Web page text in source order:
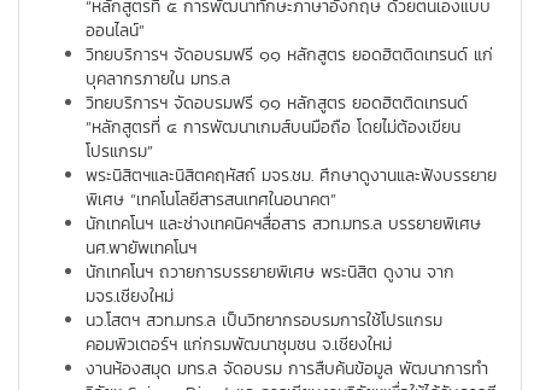
“หลักสูตรที่ ๕ การพัฒนาทักษะภาษาอังกฤษ ด้วยตนเองแบบ
ออนไลน์”
วิทยบริการฯ จัดอบรมฟรี ๑๑ หลักสูตร ยอดฮิตติดเทรนด์ แก่
บุคลากรภายใน มทร.ล
วิทยบริการฯ จัดอบรมฟรี ๑๑ หลักสูตร ยอดฮิตติดเทรนด์
“หลักสูตรที่ ๔ การพัฒนาเกมส์บนมือถือ โดยไม่ต้องเขียน
โปรแกรม”
พระนิสิตฯและนิสิตคฤหัสถ์ มจร.ชม. ศึกษาดูงานและฟังบรรยาย
พิเศษ “เทคโนโลยีสารสนเทศในอนาคต”
นักเทคโนฯ และช่างเทคนิคฯสื่อสาร สวท.มทร.ล บรรยายพิเศษ
นศ.พายัพเทคโนฯ
นักเทคโนฯ ถวายการบรรยายพิเศษ พระนิสิต ดูงาน จาก
มจร.เชียงใหม่
นว.โสตฯ สวท.มทร.ล เป็นวิทยากรอบรมการใช้โปรแกรม
คอมพิวเตอร์ฯ แก่กรมพัฒนาชุมชน จ.เชียงใหม่
งานห้องสมุด มทร.ล จัดอบรม การสืบค้นข้อมูล พัฒนาการทำ